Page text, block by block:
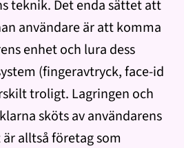
teknik. Det enda sättet att
användare är att komma
enhet och lura dess
(fingeravtryck, face-id
troligt. Lagringen och
sköts av användarens
alltså företag som